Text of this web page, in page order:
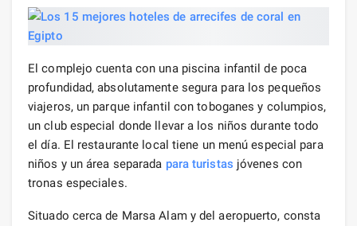
El complejo cuenta con una piscina infantil de poca
profundidad, absolutamente segura para los pequeños
viajeros, un parque infantil con toboganes y columpios,
un club especial donde llevar a los niños durante todo
el día. El restaurante local tiene un menú especial para
niños y un área separada para turistas jóvenes con
tronas especiales.
Situado cerca de Marsa Alam y del aeropuerto, consta